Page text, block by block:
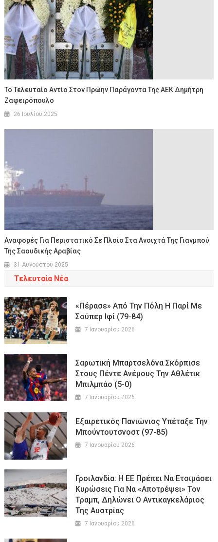
Το Τελευταίο Αντίο Στον Πρώην Παράγοντα Της ΑΕΚ Δημήτρη
Ζαφειρόπουλο
26 Ιουλίου 2025
Aναφορές Για Περιστατικό Σε Πλοίο Στα Ανοιχτά Της Γιανμπού
Της Σαουδικής Αραβίας
31 Αυγούστου 2025
Τελευταία Νέα
«Πέρασε» Από Την Πόλη Η Παρί Με
Σούπερ Ιφί (79-84)
7 Ιανουαρίου 2026
Σαρωτική Μπαρτσελόνα Σκόρπισε
Στους Πέντε Ανέμους Την Αθλέτικ
Μπιλμπάο (5-0)
7 Ιανουαρίου 2026
Εξαιρετικός Πανιώνιος Υπέταξε Την
Μπούντουτσνοστ (97-85)
7 Ιανουαρίου 2026
Γροιλανδία: Η ΕΕ Πρέπει Να Ετοιμάσει
Κυρώσεις Για Να «αποτρέψει» Τον
Τραμπ, Δηλώνει Ο Αντικαγκελάριος
Της Αυστρίας
7 Ιανουαρίου 2026